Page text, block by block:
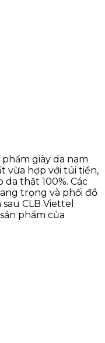
giày da nam
vừa hợp với túi tiền,
thật 100%. Các
trọng và phối đồ
CLB Viettel
phẩm của